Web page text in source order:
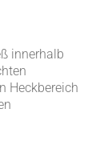
innerhalb
Heckbereich